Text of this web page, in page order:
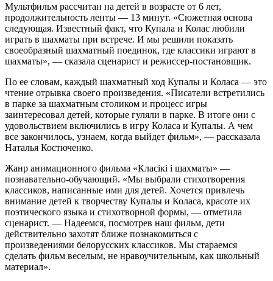
Мультфильм рассчитан на детей в возрасте от 6 лет,
продолжительность ленты — 13 минут. «Сюжетная основа
следующая. Известный факт, что Купала и Колас любили
играть в шахматы при встрече. И мы решили показать
своеобразный шахматный поединок, где классики играют в
шахматы», — сказала сценарист и режиссер-постановщик.
По ее словам, каждый шахматный ход Купалы и Коласа — это
чтение отрывка своего произведения. «Писатели встретились
в парке за шахматным столиком и процесс игры
заинтересовал детей, которые гуляли в парке. В итоге они с
удовольствием включились в игру Коласа и Купалы. А чем
все закончилось, узнаем, когда выйдет фильм», — рассказала
Наталья Костюченко.
Жанр анимационного фильма «Класікі і шахматы» —
познавательно-обучающий. «Мы выбрали стихотворения
классиков, написанные ими для детей. Хочется привлечь
внимание детей к творчеству Купалы и Коласа, красоте их
поэтического языка и стихотворной формы, — отметила
сценарист. — Надеемся, посмотрев наш фильм, дети
действительно захотят ближе познакомиться с
произведениями белорусских классиков. Мы стараемся
сделать фильм веселым, не нравоучительным, как школьный
материал».